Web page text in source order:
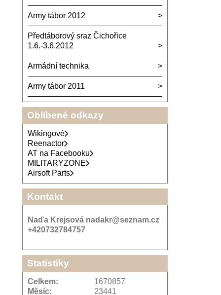
Army tábor 2012
Předtáborový sraz Čichořice
1.6.-3.6.2012
Armádní technika
Army tábor 2011
Oblíbené odkazy
Wikingové
Reenactor
AT na Facebooku
MILITARYZONE
Airsoft Parts
Kontakt
Naďa Krejsová nadakr@seznam.cz
+420732784757
Statistiky
Celkem:
1670857
Měsíc:
23441